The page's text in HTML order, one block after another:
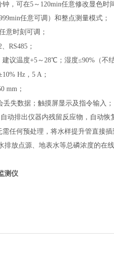
，可在5～120min任意修改显色时
任意可调）和整点测量模式 ；
意时刻可调 ；
RS485 ；
议温度+5～28℃；湿度≤90%（不结
Hz，5 A ；
mm ；
丢失数据 ； 触摸屏显示及指令输入 ；
动排出仪器内残留反应物，自动恢
需任何预处理，将水样提升管直接
排放点源、地表水等总磷浓度的在
测仪